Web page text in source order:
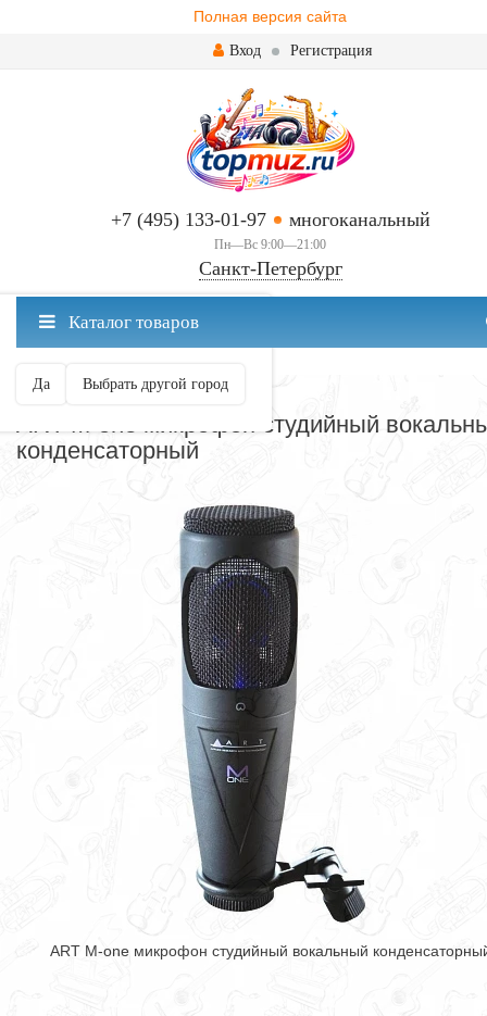
Полная версия сайта
Вход Регистрация
+7 (495) 133-01-97 многоканальный
Пн—Вс 9:00—21:00
Санкт-Петербург
Санкт-Петербург ваш город?
Да Выбрать другой город
Каталог товаров
МИКРОФОНЫ
ART M-one микрофон студийный
конденсаторный
ART M-one микрофон студийный вокальный